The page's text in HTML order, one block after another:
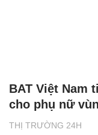
THỊ TRƯỜNG 24H
BAT Việt Nam
cho phụ nữ